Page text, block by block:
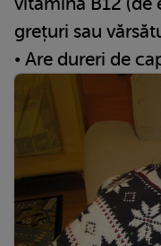
grețuri sau
• Are dureri de